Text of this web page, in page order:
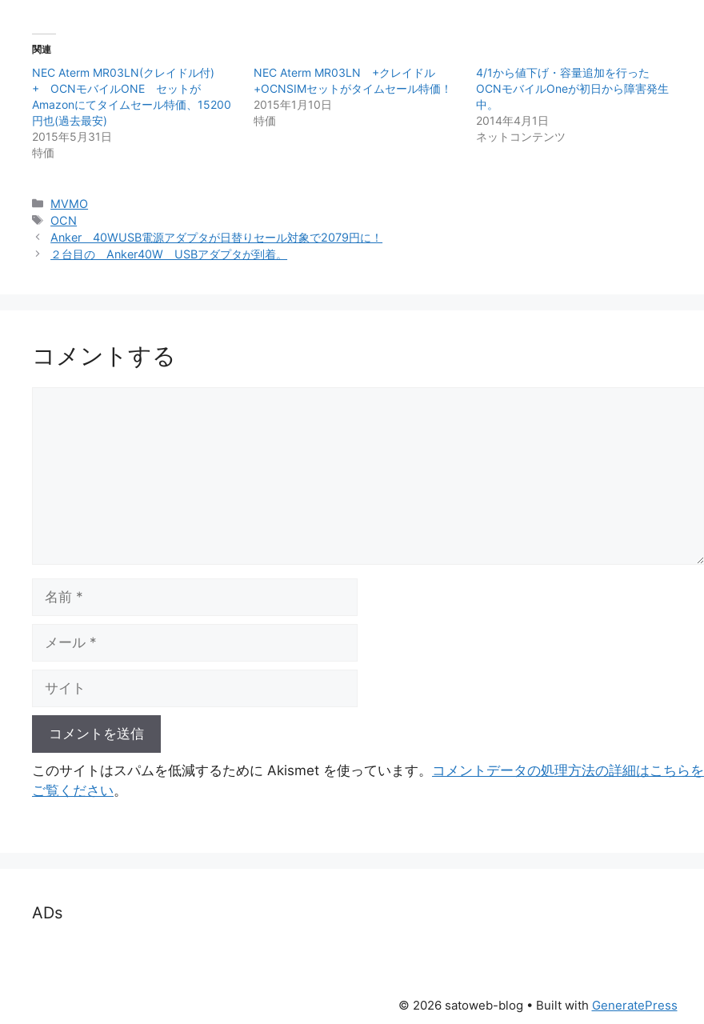
関連
NEC Aterm MR03LN(クレイドル付)
+ OCNモバイルONE セットが
Amazonにてタイムセール特価、15200
円也(過去最安)
2015年5月31日
特価
NEC Aterm MR03LN +クレイドル
+OCNSIMセットがタイムセール特価！
2015年1月10日
特価
4/1から値下げ・容量追加を行った
OCNモバイルOneが初日から障害発生
中。
2014年4月1日
ネットコンテンツ
カ
テ
ゴ
リ
MVMO
タ
グ
OCN
Anker 40WUSB電源アダプタが日替りセール対象で2079円に！
２台目の Anker40W USBアダプタが到着。
コメントする
ト
このサイトはスパムを低減するために Akismet を使っています。 コメントデータの処理方法の詳細はこちらを
ご覧ください。
ADs
© 2026 satoweb-blog • Built with GeneratePress